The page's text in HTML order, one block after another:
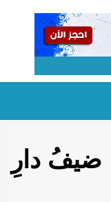
ضيفُ دارِ